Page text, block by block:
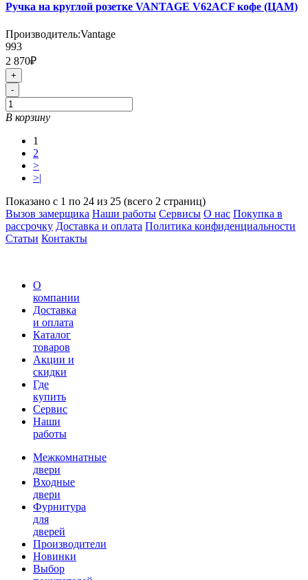
Ручка на круглой розетке VANTAGE V62ACF кофе (ЦАМ)
Производитель:Vantage
993
2 870₽
+
-
В корзину
1
2
>
>|
Показано с 1 по 24 из 25 (всего 2 страниц)
Вызов замерщика Наши работы Сервисы О нас Покупка в
рассрочку Доставка и оплата Политика конфиденциальности
Статьи Контакты
О
компании
Доставка
и оплата
Каталог
товаров
Акции и
скидки
Где
купить
Сервис
Наши
работы
Межкомнатные
двери
Входные
двери
Фурнитура
для
дверей
Производители
Новинки
Выбор